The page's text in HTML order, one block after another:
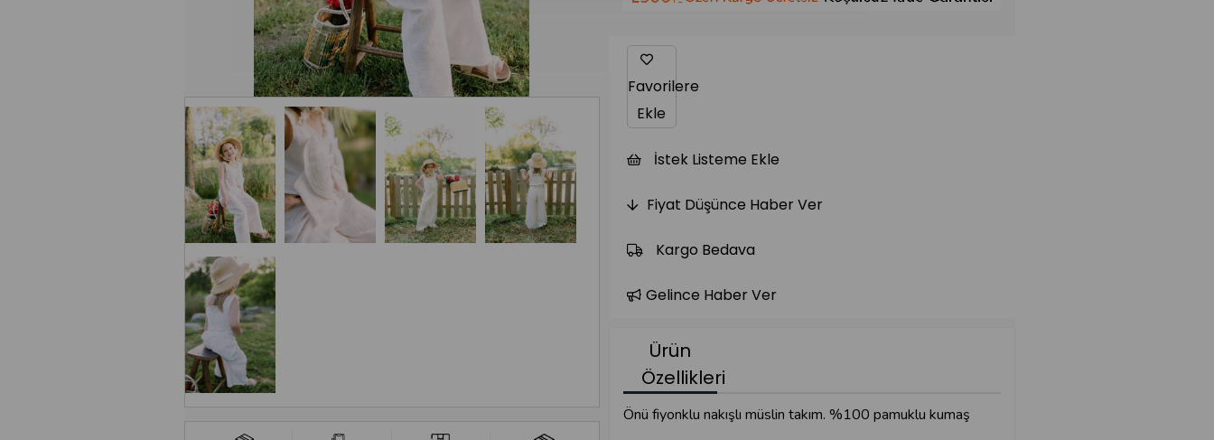
Favorilere
Ekle
İstek Listeme Ekle
Fiyat Düşünce Haber Ver
Kargo Bedava
Gelince Haber Ver
Ürün
Özellikleri
Önü fiyonklu nakışlı müslin takım. %100 pamuklu kumaş